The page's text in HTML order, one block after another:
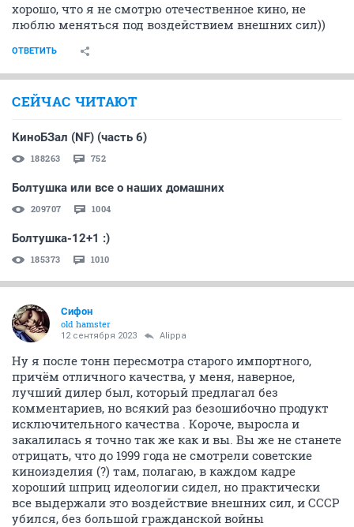
хорошо, что я не смотрю отечественное кино, не
люблю меняться под воздействием внешних сил))
ОТВЕТИТЬ
СЕЙЧАС ЧИТАЮТ
КиноБЗал (NF) (часть 6)
188263 752
Болтушка или все о наших домашних
209707 1004
Болтушка-12+1 :)
185373 1010
Сифон
old hamster
12 сентября 2023 Alippa
Ну я после тонн пересмотра старого импортного,
причём отличного качества, у меня, наверное,
лучший дилер был, который предлагал без
комментариев, но всякий раз безошибочно продукт
исключительного качества . Короче, выросла и
закалилась я точно так же как и вы. Вы же не станете
отрицать, что до 1999 года не смотрели советские
киноизделия (?) там, полагаю, в каждом кадре
хороший шприц идеологии сидел, но практически
все выдержали это воздействие внешних сил, и СССР
убился, без большой гражданской войны